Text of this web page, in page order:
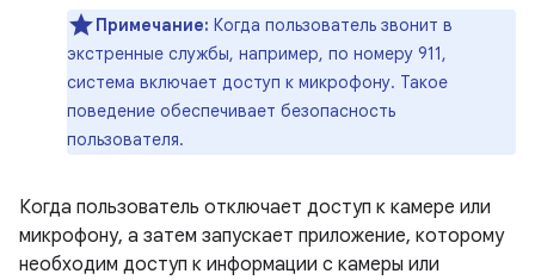
Примечание: Когда пользователь звонит в
экстренные службы, например, по номеру 911,
система включает доступ к микрофону. Такое
поведение обеспечивает безопасность
пользователя.
Когда пользователь отключает доступ к камере или
микрофону, а затем запускает приложение, которому
необходим доступ к информации с камеры или